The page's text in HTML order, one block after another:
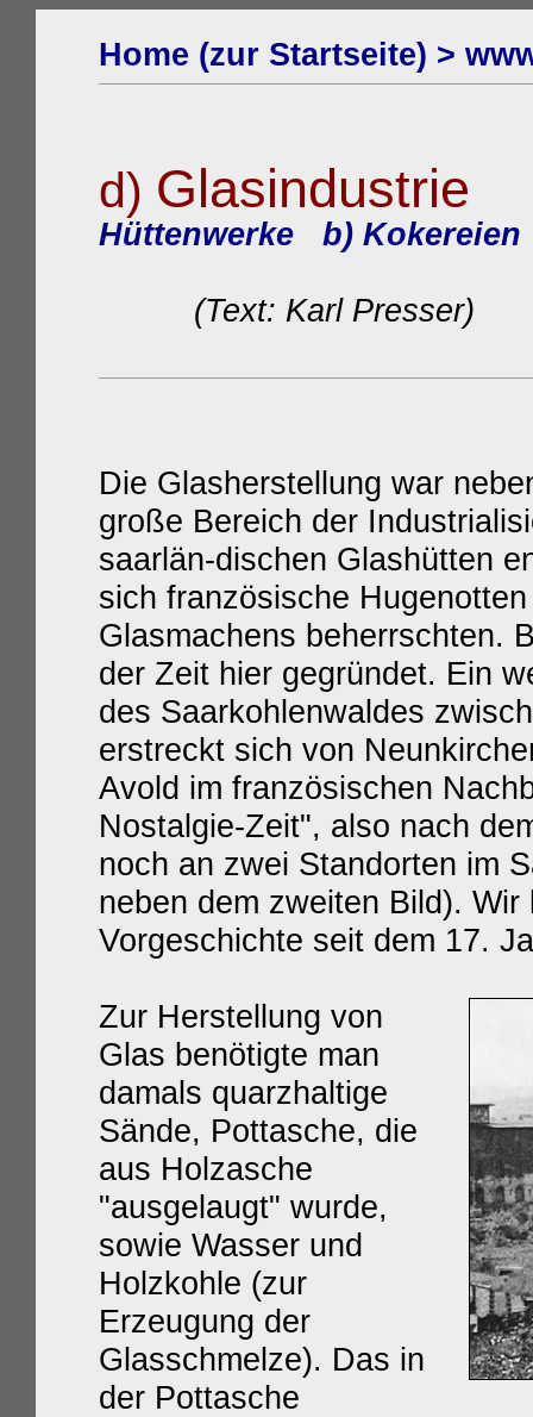
Home (zur Startseite) >
d) Glasindustrie
Hüttenwerke
b) Kokereien
(Text: Karl Presser)
Die Glasherstellung war
große Bereich der
saarlän-dischen Glashütten
sich französische
Glasmachens beherrschten.
der Zeit hier gegründet. Ein
des Saarkohlenwaldes
erstreckt sich von
Avold im französischen
Nostalgie-Zeit", also nach
noch an zwei Standorten im
neben dem zweiten Bild).
Vorgeschichte seit dem 17.
Zur Herstellung von
Glas benötigte man
damals quarzhaltige
Sände, Pottasche, die
aus Holzasche
"ausgelaugt" wurde,
sowie Wasser und
Holzkohle (zur
Erzeugung der
Glasschmelze). Das in
der Pottasche